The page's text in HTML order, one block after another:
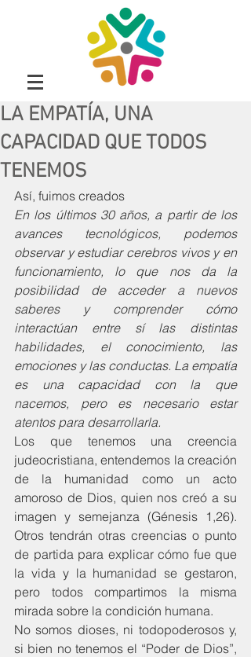
LA EMPATÍA, UNA
CAPACIDAD QUE TODOS
TENEMOS
Así, fuimos creados
En los últimos 30 años, a partir de los
avances tecnológicos, podemos
observar y estudiar cerebros vivos y en
funcionamiento, lo que nos da la
posibilidad de acceder a nuevos
saberes y comprender cómo
interactúan entre sí las distintas
habilidades, el conocimiento, las
emociones y las conductas. La empatía
es una capacidad con la que
nacemos, pero es necesario estar
atentos para desarrollarla.
Los que tenemos una creencia
judeocristiana, entendemos la creación
de la humanidad como un acto
amoroso de Dios, quien nos creó a su
imagen y semejanza (Génesis 1,26).
Otros tendrán otras creencias o punto
de partida para explicar cómo fue que
la vida y la humanidad se gestaron,
pero todos compartimos la misma
mirada sobre la condición humana.
No somos dioses, ni todopoderosos y,
si bien no tenemos el “Poder de Dios”,